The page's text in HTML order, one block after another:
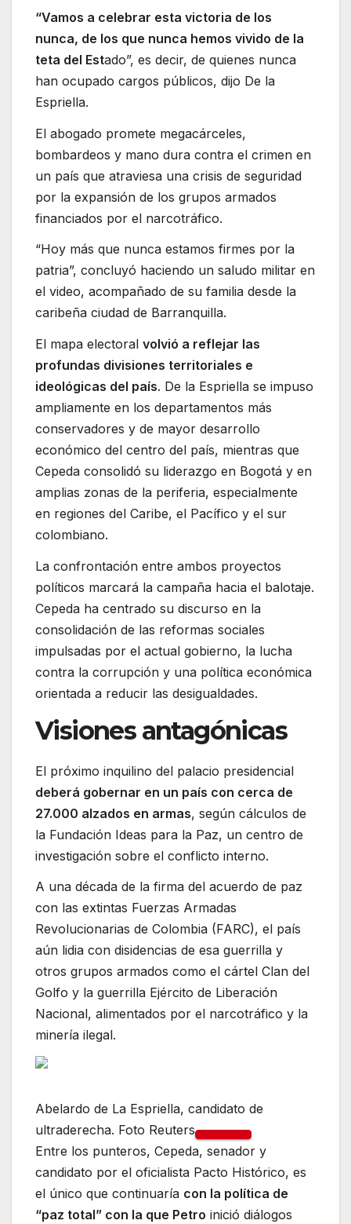
“Vamos a celebrar esta victoria de los
nunca, de los que nunca hemos vivido de la
teta del Estado”, es decir, de quienes nunca
han ocupado cargos públicos, dijo De la
Espriella.
El abogado promete megacárceles,
bombardeos y mano dura contra el crimen en
un país que atraviesa una crisis de seguridad
por la expansión de los grupos armados
financiados por el narcotráfico.
“Hoy más que nunca estamos firmes por la
patria”, concluyó haciendo un saludo militar en
el video, acompañado de su familia desde la
caribeña ciudad de Barranquilla.
El mapa electoral volvió a reflejar las
profundas divisiones territoriales e
ideológicas del país. De la Espriella se impuso
ampliamente en los departamentos más
conservadores y de mayor desarrollo
económico del centro del país, mientras que
Cepeda consolidó su liderazgo en Bogotá y en
amplias zonas de la periferia, especialmente
en regiones del Caribe, el Pacífico y el sur
colombiano.
La confrontación entre ambos proyectos
políticos marcará la campaña hacia el balotaje.
Cepeda ha centrado su discurso en la
consolidación de las reformas sociales
impulsadas por el actual gobierno, la lucha
contra la corrupción y una política económica
orientada a reducir las desigualdades.
Visiones antagónicas
El próximo inquilino del palacio presidencial
deberá gobernar en un país con cerca de
27.000 alzados en armas, según cálculos de
la Fundación Ideas para la Paz, un centro de
investigación sobre el conflicto interno.
A una década de la firma del acuerdo de paz
con las extintas Fuerzas Armadas
Revolucionarias de Colombia (FARC), el país
aún lidia con disidencias de esa guerrilla y
otros grupos armados como el cártel Clan del
Golfo y la guerrilla Ejército de Liberación
Nacional, alimentados por el narcotráfico y la
minería ilegal.
Abelardo de La Espriella, candidato de
ultraderecha. Foto Reuters
Entre los punteros, Cepeda, senador y
candidato por el oficialista Pacto Histórico, es
el único que continuaría con la política de
“paz total” con la que Petro inició diálogos